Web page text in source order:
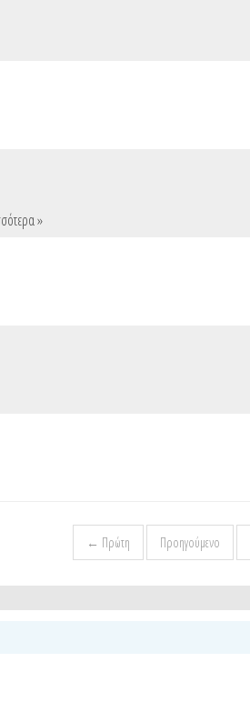
»
← Πρώτη Προηγούμενο